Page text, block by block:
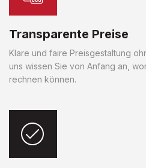
Transparente Preise
Klare und faire Preisgestaltung
uns wissen Sie von Anfang an,
rechnen können.